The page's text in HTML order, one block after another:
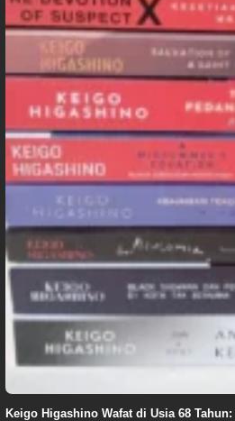
Keigo Higashino Wafat di Usia 68